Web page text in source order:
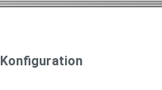
Konfiguration